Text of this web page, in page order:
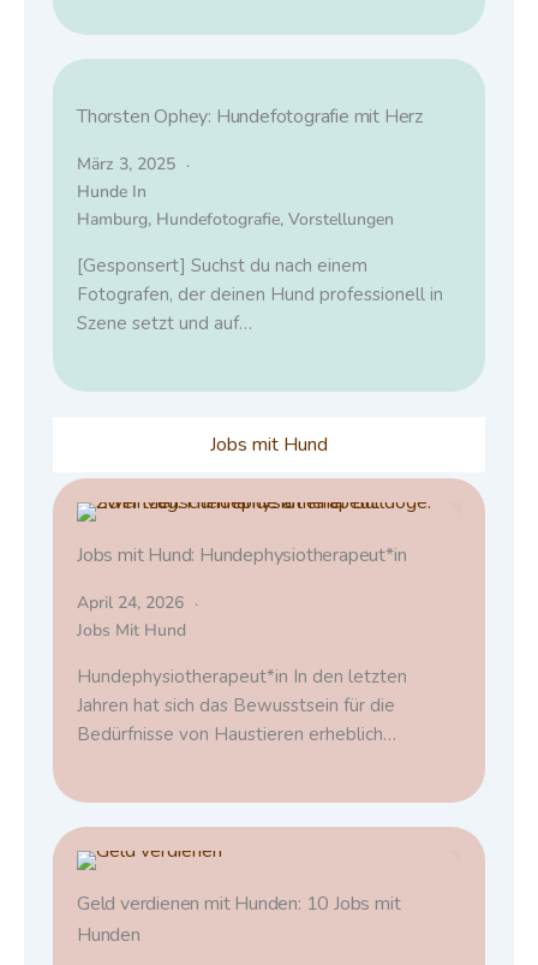
Thorsten Ophey: Hundefotografie mit Herz
März 3, 2025
Hunde In
Hamburg, Hundefotografie, Vorstellungen
[Gesponsert] Suchst du nach einem
Fotografen, der deinen Hund professionell in
Szene setzt und auf…
Jobs mit Hund
Jobs mit Hund: Hundephysiotherapeut*in
April 24, 2026
Jobs Mit Hund
Hundephysiotherapeut*in In den letzten
Jahren hat sich das Bewusstsein für die
Bedürfnisse von Haustieren erheblich…
Geld verdienen mit Hunden: 10 Jobs mit
Hunden